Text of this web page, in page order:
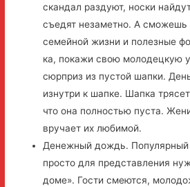
скандал раздуют, носки
съедят незаметно. А сможешь
семейной жизни и полезные
ка, покажи свою молодецкую
сюрприз из пустой шапки.
изнутри к шапке. Шапка
что она полностью пуста.
вручает их любимой.
Денежный дождь. Популярный
просто для представления
доме». Гости смеются,